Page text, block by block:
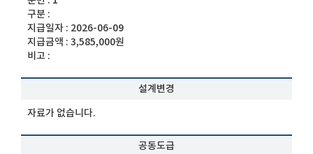
구분 :
지급일자 : 2026-06-09
지급금액 :3,585,000원
비고 :
설계변경
자료가 없습니다.
공동도급